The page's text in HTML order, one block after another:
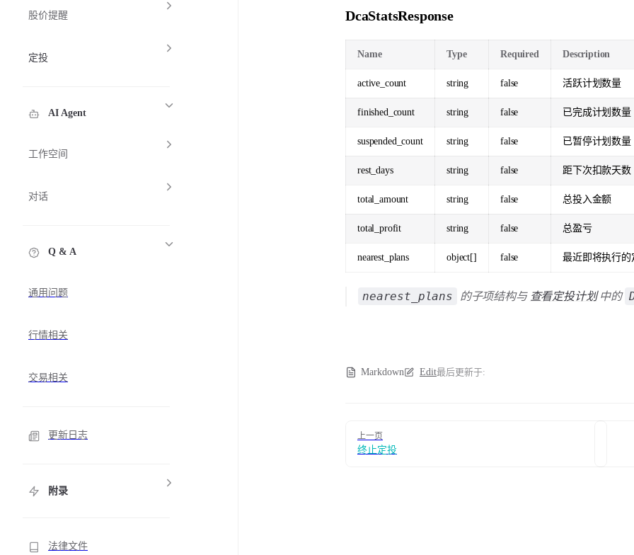
股价提醒
定投
AI Agent
工作空间
对话
Q & A
通用问题
行情相关
交易相关
更新日志
附录
法律文件
DcaStatsResponse
Name Type Required Description
active_count string false 活跃计划数量
finished_count string false 已完成计划数量
suspended_count string false 已暂停计划数量
rest_days string false 距下次扣款天数
total_amount string false 总投入金额
total_profit string false 总盈亏
nearest_plans object[] false 最近即将执行的
nearest_plans 的子项结构与 查看定投计划中的
Markdown Edit最后更新于:
上一页
终止定投